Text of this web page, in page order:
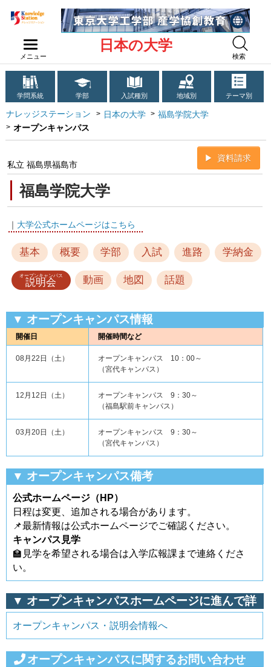
メニュー
日本の大学
検索
学問系統 学部 入試種別 地域別 テーマ別
ナレッジステーション 日本の大学
福島学院大学
オープンキャンパス
福島学院大学
私立 福島県福島市
資料請求
｜ 大学公式ホームページはこちら
基本 概要 学部 入試 進路 学納金
オープンキャンパス
説明会 動画 地図 話題
▼ オープンキャンパス情報
開催日 開催時間など
08月22日（土）
オープンキャンパス 10：00～
（宮代キャンパス）
12月12日（土）
オープンキャンパス 9：30～
（福島駅前キャンパス）
03月20日（土）
オープンキャンパス 9：30～
（宮代キャンパス）
▼ オープンキャンパス備考
公式ホームページ（HP）
日程は変更、追加される場合があります。
📌最新情報は公式ホームページでご確認ください。
キャンパス見学
🏫見学を希望される場合は入学広報課まで連絡くださ
い。
▼ オープンキャンパスホームページに進んで詳
細確認
オープンキャンパス・説明会情報へ
オープンキャンパスに関するお問い合わせ